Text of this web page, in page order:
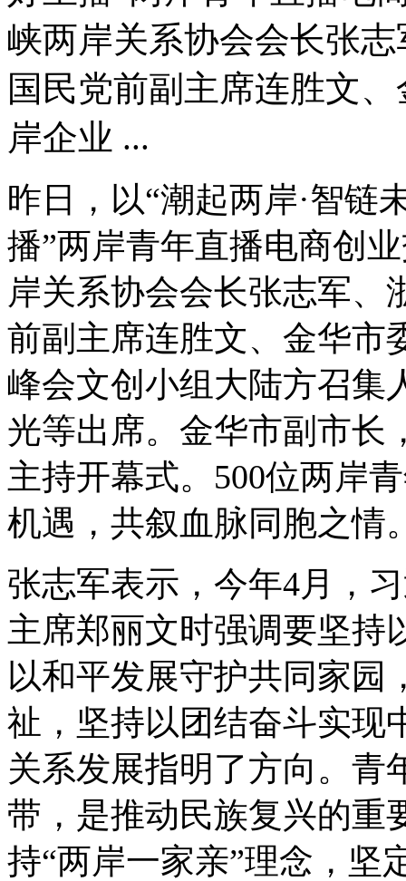
峡两岸关系协会会长张
国民党前副主席连胜文
岸企业 ...
昨日，以“潮起两岸·智链
播”两岸青年直播电商创
岸关系协会会长张志军、
前副主席连胜文、金华市
峰会文创小组大陆方召集
光等出席。金华市副市长
主持开幕式。500位两岸
机遇，共叙血脉同胞之情
张志军表示，今年4月，
主席郑丽文时强调要坚持
以和平发展守护共同家园
祉，坚持以团结奋斗实现
关系发展指明了方向。青
带，是推动民族复兴的重
持“两岸一家亲”理念，坚